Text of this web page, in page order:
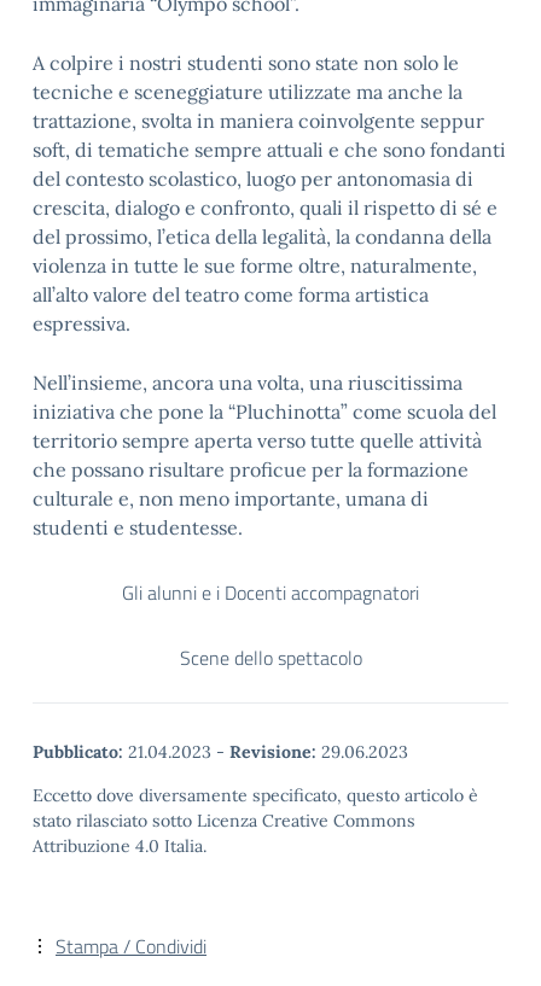
A colpire i nostri studenti sono state non solo le
tecniche e sceneggiature utilizzate ma anche la
trattazione, svolta in maniera coinvolgente seppur
soft, di tematiche sempre attuali e che sono fondanti
del contesto scolastico, luogo per antonomasia di
crescita, dialogo e confronto, quali il rispetto di sé e
del prossimo, l’etica della legalità, la condanna della
violenza in tutte le sue forme oltre, naturalmente,
all’alto valore del teatro come forma artistica
espressiva.
Nell’insieme, ancora una volta, una riuscitissima
iniziativa che pone la “Pluchinotta” come scuola del
territorio sempre aperta verso tutte quelle attività
che possano risultare proficue per la formazione
culturale e, non meno importante, umana di
studenti e studentesse.
Gli alunni e i Docenti accompagnatori
Scene dello spettacolo
Pubblicato: 21.04.2023 - Revisione: 29.06.2023
Eccetto dove diversamente specificato, questo articolo è
stato rilasciato sotto Licenza Creative Commons
Attribuzione 4.0 Italia.
Stampa / Condividi